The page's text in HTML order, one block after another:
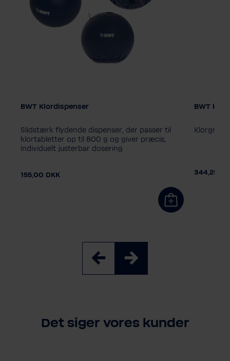
BWT Klordispenser
Slidstærk flydende dispenser, der passer til
klortabletter op til 800 g og giver præcis,
individuelt justerbar dosering
155,00 DKK
Størrelse
BWT
344,25
Det siger vores kunder